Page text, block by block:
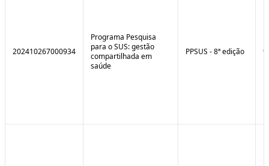
202410267000934
Programa Pesquisa
para o SUS: gestão
compartilhada em
saúde
PPSUS - 8ª edição